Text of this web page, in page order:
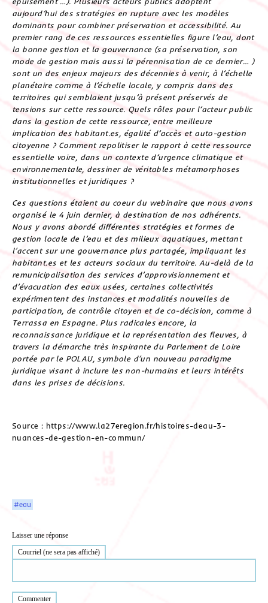
aujourd’hui des stratégies en rupture avec les modèles
dominants pour combiner préservation et accessibilité. Au
premier rang de ces ressources essentielles figure l’eau, dont
la bonne gestion et la gouvernance (sa préservation, son
mode de gestion mais aussi la pérennisation de ce dernier… )
sont un des enjeux majeurs des décennies à venir, à l’échelle
planétaire comme à l’échelle locale, y compris dans des
territoires qui semblaient jusqu’à présent préservés de
tensions sur cette ressource. Quels rôles pour l’acteur public
dans la gestion de cette ressource, entre meilleure
implication des habitant.es, égalité d’accès et auto-gestion
citoyenne ? Comment repolitiser le rapport à cette ressource
essentielle voire, dans un contexte d’urgence climatique et
environnementale, dessiner de véritables métamorphoses
institutionnelles et juridiques ?
Ces questions étaient au coeur du webinaire que nous avons
organisé le 4 juin dernier, à destination de nos adhérents.
Nous y avons abordé différentes stratégies et formes de
gestion locale de l’eau et des milieux aquatiques, mettant
l’accent sur une gouvernance plus partagée, impliquant les
habitant.es et les acteurs sociaux du territoire. Au-delà de la
remunicipalisation des services d’approvisionnement et
d’évacuation des eaux usées, certaines collectivités
expérimentent des instances et modalités nouvelles de
participation, de contrôle citoyen et de co-décision, comme à
Terrassa en Espagne. Plus radicales encore, la
reconnaissance juridique et la représentation des fleuves, à
travers la démarche très inspirante du Parlement de Loire
portée par le POLAU, symbole d’un nouveau paradigme
juridique visant à inclure les non-humains et leurs intérêts
dans les prises de décisions.
Source : https://www.la27eregion.fr/histoires-deau-3-
nuances-de-gestion-en-commun/
#eau
Laisser une réponse
Courriel (ne sera pas affiché)
Commenter